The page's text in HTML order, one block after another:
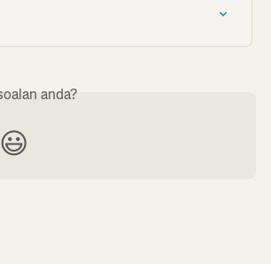
anda?
😃